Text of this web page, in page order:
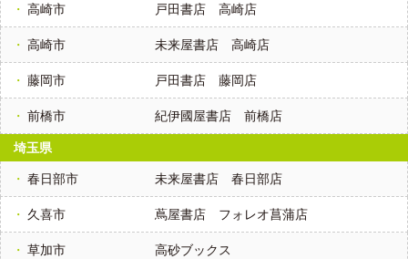
高崎市 戸田書店 高崎店
高崎市 未来屋書店 高崎店
藤岡市 戸田書店 藤岡店
前橋市 紀伊國屋書店 前橋店
埼玉県
春日部市 未来屋書店 春日部店
久喜市 蔦屋書店 フォレオ菖蒲店
草加市 高砂ブックス